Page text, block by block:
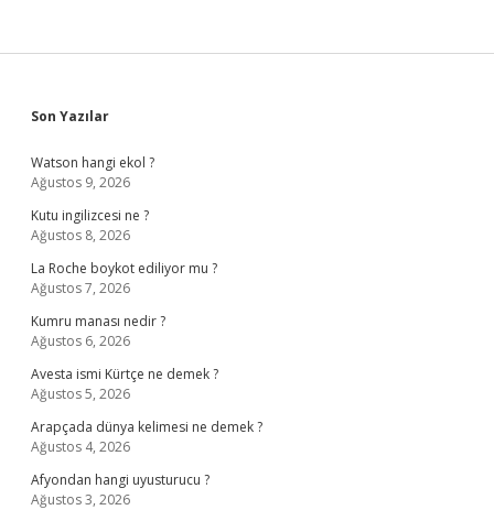
Sidebar
Son Yazılar
Watson hangi ekol ?
Ağustos 9, 2026
Kutu ingilizcesi ne ?
Ağustos 8, 2026
La Roche boykot ediliyor mu ?
Ağustos 7, 2026
Kumru manası nedir ?
Ağustos 6, 2026
Avesta ismi Kürtçe ne demek ?
Ağustos 5, 2026
Arapçada dünya kelimesi ne demek ?
Ağustos 4, 2026
Afyondan hangi uyusturucu ?
Ağustos 3, 2026